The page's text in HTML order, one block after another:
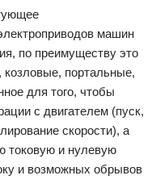
машин
по преимуществу это
портальные,
для того, чтобы
с двигателем (пуск,
скорости), а
токовую и нулевую
и возможных обрывов